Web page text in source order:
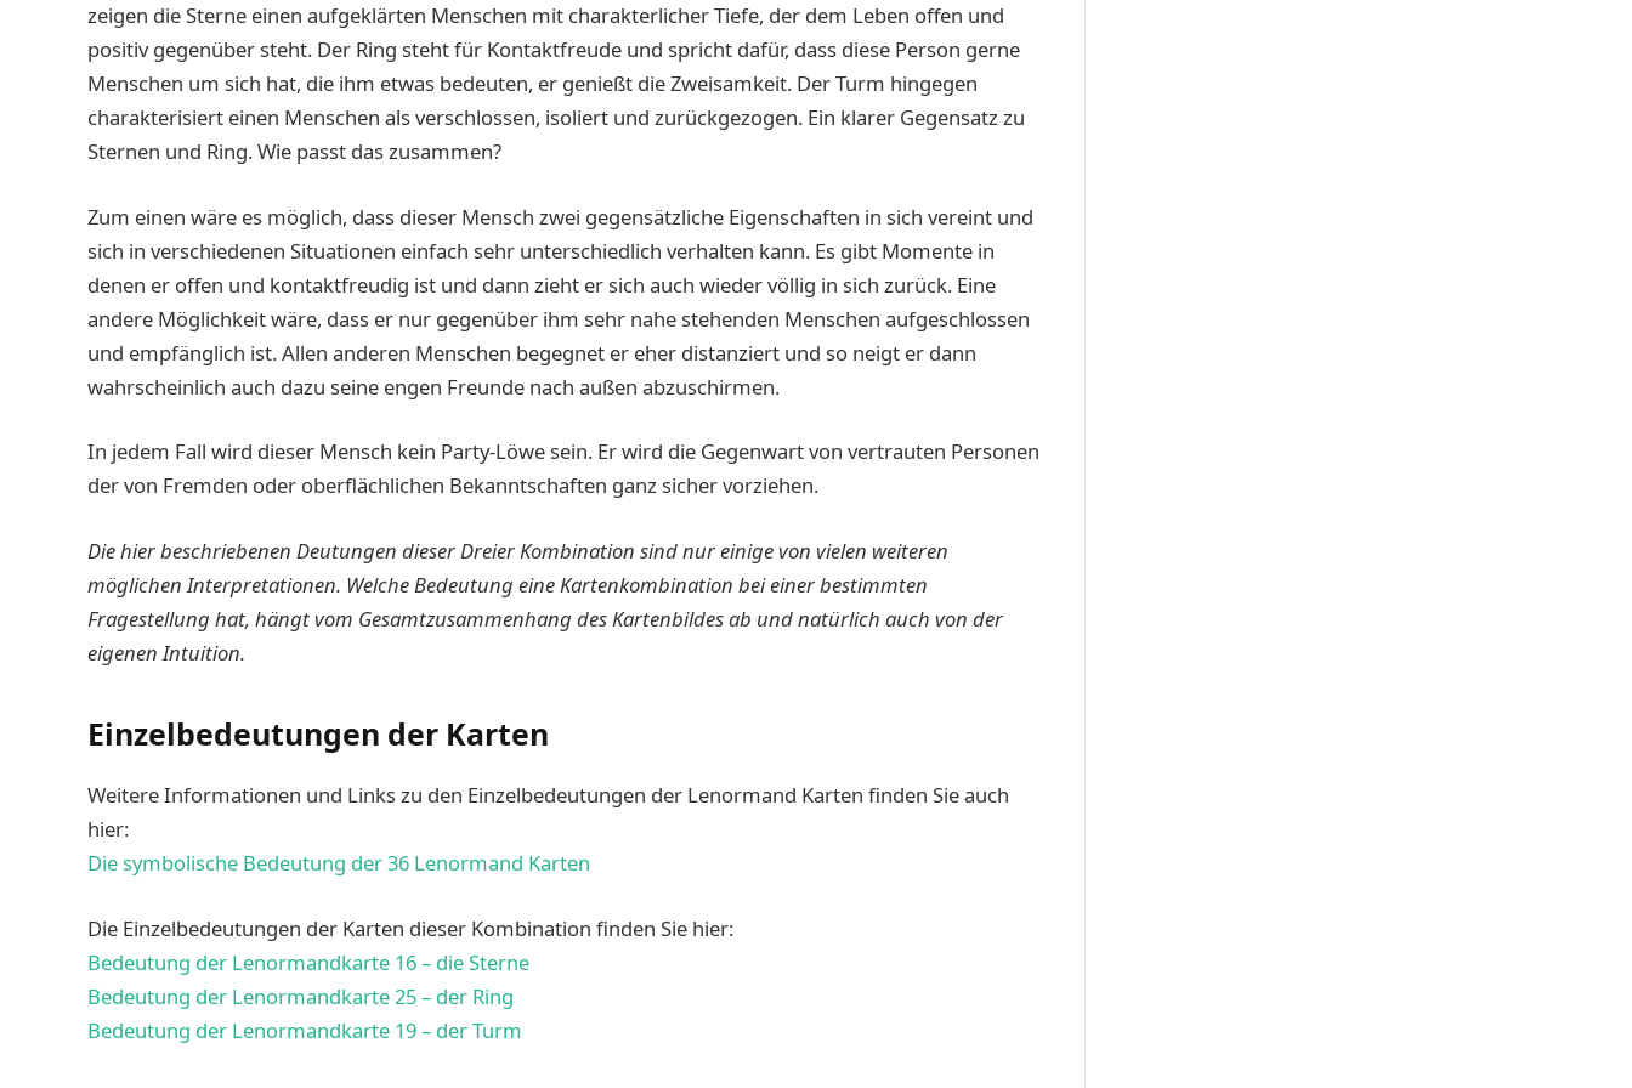
zeigen die Sterne einen aufgeklärten Menschen mit charakterlicher Tiefe, der dem Leben offen und
positiv gegenüber steht. Der Ring steht für Kontaktfreude und spricht dafür, dass diese Person gerne
Menschen um sich hat, die ihm etwas bedeuten, er genießt die Zweisamkeit. Der Turm hingegen
charakterisiert einen Menschen als verschlossen, isoliert und zurückgezogen. Ein klarer Gegensatz zu
Sternen und Ring. Wie passt das zusammen?
Zum einen wäre es möglich, dass dieser Mensch zwei gegensätzliche Eigenschaften in sich vereint und
sich in verschiedenen Situationen einfach sehr unterschiedlich verhalten kann. Es gibt Momente in
denen er offen und kontaktfreudig ist und dann zieht er sich auch wieder völlig in sich zurück. Eine
andere Möglichkeit wäre, dass er nur gegenüber ihm sehr nahe stehenden Menschen aufgeschlossen
und empfänglich ist. Allen anderen Menschen begegnet er eher distanziert und so neigt er dann
wahrscheinlich auch dazu seine engen Freunde nach außen abzuschirmen.
In jedem Fall wird dieser Mensch kein Party-Löwe sein. Er wird die Gegenwart von vertrauten Personen
der von Fremden oder oberflächlichen Bekanntschaften ganz sicher vorziehen.
Die hier beschriebenen Deutungen dieser Dreier Kombination sind nur einige von vielen weiteren
möglichen Interpretationen. Welche Bedeutung eine Kartenkombination bei einer bestimmten
Fragestellung hat, hängt vom Gesamtzusammenhang des Kartenbildes ab und natürlich auch von der
eigenen Intuition.
Einzelbedeutungen der Karten
Weitere Informationen und Links zu den Einzelbedeutungen der Lenormand Karten finden Sie auch
hier:
Die symbolische Bedeutung der 36 Lenormand Karten
Die Einzelbedeutungen der Karten dieser Kombination finden Sie hier:
Bedeutung der Lenormandkarte 16 – die Sterne
Bedeutung der Lenormandkarte 25 – der Ring
Bedeutung der Lenormandkarte 19 – der Turm